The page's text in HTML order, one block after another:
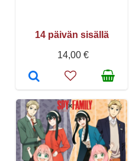
14 päivän sisällä
14,00 €